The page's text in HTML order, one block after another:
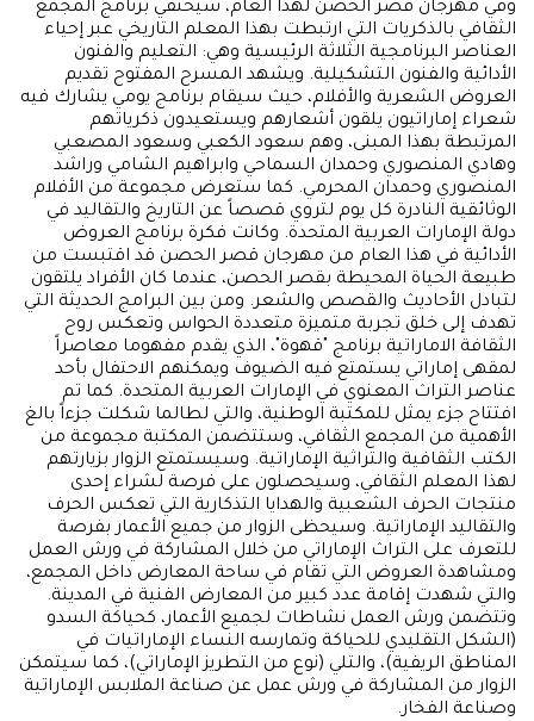
وفي مهرجان قصر الحصن لهذا العام، سيحتفي برنامج المجمع
الثقافي بالذكريات التي ارتبطت بهذا المعلم التاريخي عبر إحياء
العناصر البرنامجية الثلاثة الرئيسية وهي: التعليم والفنون
الأدائية والفنون التشكيلية. ويشهد المسرح المفتوح تقديم
العروض الشعرية والأفلام، حيث سيقام برنامج يومي يشارك فيه
شعراء إماراتيون يلقون أشعارهم ويستعيدون ذكرياتهم
المرتبطة بهذا المبنى، وهم سعود الكعبي وسعود المصعبي
وهادي المنصوري وحمدان السماحي وابراهيم الشامي وراشد
المنصوري وحمدان المحرمي. كما ستعرض مجموعة من الأفلام
الوثائقية النادرة كل يوم لتروي قصصاً عن التاريخ والتقاليد في
دولة الإمارات العربية المتحدة. وكانت فكرة برنامج العروض
الأدائية في هذا العام من مهرجان قصر الحصن قد اقتبست من
طبيعة الحياة المحيطة بقصر الحصن، عندما كان الأفراد يلتقون
لتبادل الأحاديث والقصص والشعر. ومن بين البرامج الحديثة التي
تهدف إلى خلق تجربة متميزة متعددة الحواس وتعكس روح
الثقافة الاماراتية برنامج "قهوة"، الذي يقدم مفهوما معاصراً
لمقهى إماراتي يستمتع فيه الضيوف ويمكنهم الاحتفال بأحد
عناصر التراث المعنوي في الإمارات العربية المتحدة. كما تم
افتتاح جزء يمثل للمكتبة الوطنية، والتي لطالما شكلت جزءاً بالغ
الأهمية من المجمع الثقافي، وستتضمن المكتبة مجموعة من
الكتب الثقافية والتراثية الإماراتية. وسيستمتع الزوار بزيارتهم
لهذا المعلم الثقافي، وسيحصلون على فرصة لشراء إحدى
منتجات الحرف الشعبية والهدايا التذكارية التي تعكس الحرف
والتقاليد الإماراتية. وسيحظى الزوار من جميع الأعمار بفرصة
للتعرف على التراث الإماراتي من خلال المشاركة في ورش العمل
ومشاهدة العروض التي تقام في ساحة المعارض داخل المجمع،
والتي شهدت إقامة عدد كبير من المعارض الفنية في المدينة.
وتتضمن ورش العمل نشاطات لجميع الأعمار، كحياكة السدو
(الشكل التقليدي للحياكة وتمارسه النساء الإماراتيات في
المناطق الريفية)، والتلي (نوع من التطريز الإماراتي)، كما سيتمكن
الزوار من المشاركة في ورش عمل عن صناعة الملابس الإماراتية
وصناعة الفخار.